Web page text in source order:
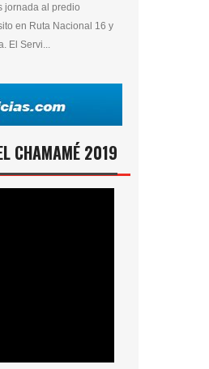
jornada al predio
en Ruta Nacional 16 y
El Servi...
CHAMAMÉ 2019